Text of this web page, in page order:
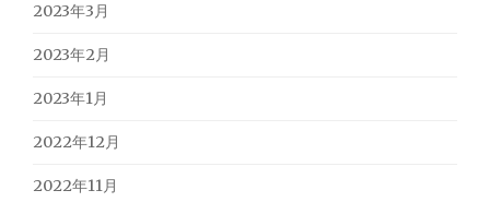
2023年3月
2023年2月
2023年1月
2022年12月
2022年11月